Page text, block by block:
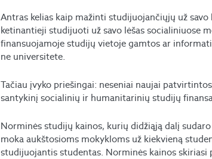
Antras kelias kaip mažinti studijuojančiųjų už
ketinantieji studijuoti už savo lėšas socialiniuose
finansuojamoje studijų vietoje gamtos ar
ne universitete.
Tačiau įvyko priešingai: neseniai naujai
santykinį socialinių ir humanitarinių studijų
Norminės studijų kainos, kurių didžiąją dalį
moka aukštosioms mokykloms už kiekvieną
studijuojantis studentas. Norminės kainos